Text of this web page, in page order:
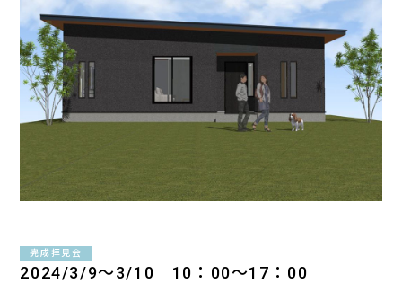
完成拝見会
2024/3/9〜3/10 10：00～17：00